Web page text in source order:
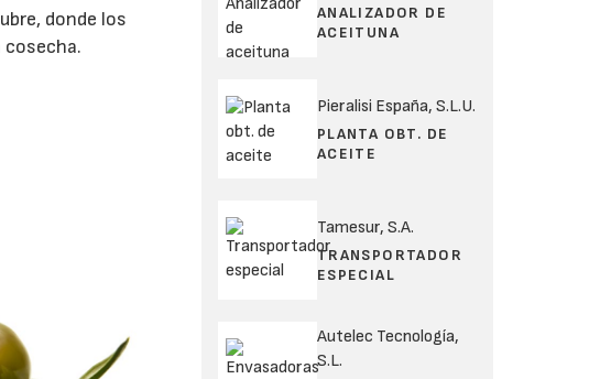
donde los
ANALIZADOR DE
ACEITUNA
Pieralisi España, S.L.U.
PLANTA OBT. DE
ACEITE
Tamesur, S.A.
TRANSPORTADOR
ESPECIAL
Autelec Tecnología,
S.L.